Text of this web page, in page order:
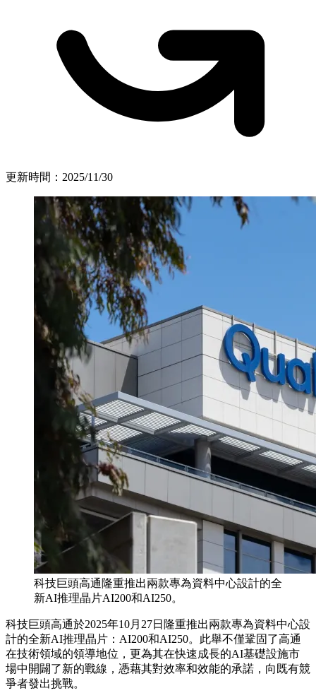
更新時間： 2025/11/30
科技巨頭高通隆重推出兩款專為資料中心設計的全
新AI推理晶片AI200和AI250。
科技巨頭高通於2025年10月27日隆重推出兩款專為資料中心設
計的全新AI推理晶片：AI200和AI250。此舉不僅鞏固了高通
在技術領域的領導地位，更為其在快速成長的AI基礎設施市
場中開闢了新的戰線，憑藉其對效率和效能的承諾，向既有競
爭者發出挑戰。